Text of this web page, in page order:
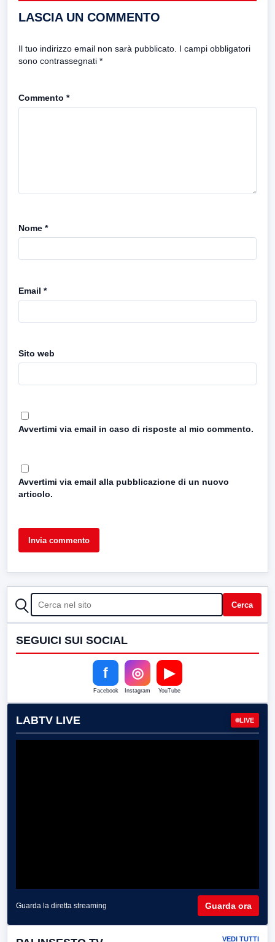
LASCIA UN COMMENTO
Il tuo indirizzo email non sarà pubblicato. I campi obbligatori
sono contrassegnati *
Commento *
Nome *
Email *
Sito web
Avvertimi via email in caso di risposte al mio commento.
Avvertimi via email alla pubblicazione di un nuovo
articolo.
CERCA Cerca
SEGUICI SUI SOCIAL
f
Facebook
◎
Instagram
▶
YouTube
LABTV LIVE LIVE
Guarda la diretta streaming Guarda ora
VEDI TUTTI